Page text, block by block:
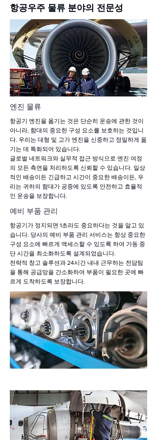
항공우주 물류 분야의 전문성
엔진 물류
항공기 엔진을 옮기는 것은 단순히 운송에 관한 것이
아니라, 함대의 중요한 구성 요소를 보호하는 것입니
다. 우리는 대형 및 고가 엔진을 신중하고 정밀하게 옮
기는 데 특화되어 있습니다.
글로벌 네트워크와 실무적 접근 방식으로 엔진 여정
의 모든 측면을 처리하도록 신뢰할 수 있습니다. 일상
적인 배송이든 긴급하고 시간이 중요한 배송이든, 우
리는 귀하의 함대가 공중에 있도록 안전하고 효율적
인 운송을 보장합니다.
예비 부품 관리
항공기가 정지되면 1초라도 중요하다는 것을 알고 있
습니다. 당사의 예비 부품 관리 서비스는 항상 중요한
구성 요소에 빠르게 액세스할 수 있도록 하여 가동 중
단 시간을 최소화하도록 설계되었습니다.
전략적 창고 솔루션과 24시간 내내 근무하는 전담팀
을 통해 공급망을 간소화하여 부품이 필요한 곳에 빠
르게 도착하도록 보장합니다.